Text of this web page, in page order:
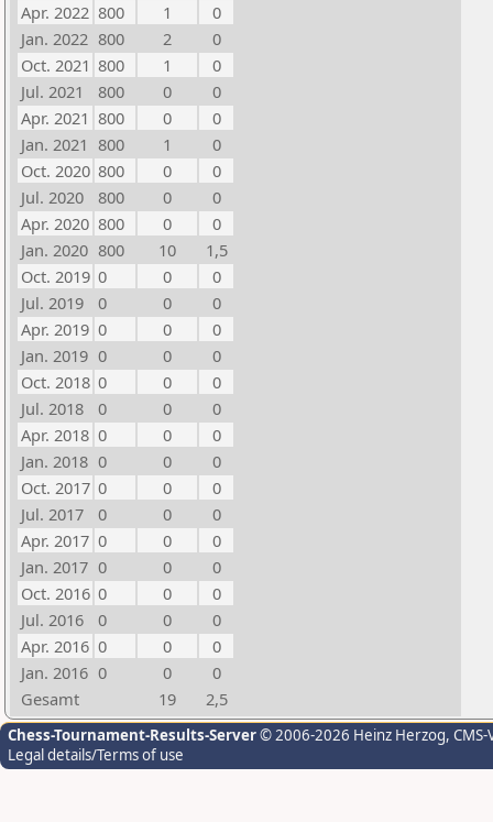
Apr. 2022 800 1
0
Jan. 2022 800 2
0
Oct. 2021 800 1
0
Jul. 2021
800 0
0
Apr. 2021 800 0
0
Jan. 2021 800 1
0
Oct. 2020 800 0
0
Jul. 2020
800 0
0
Apr. 2020 800 0
0
Jan. 2020 800 10
1,5
Oct. 2019 0 0
0
Jul. 2019
0 0
0
Apr. 2019 0 0
0
Jan. 2019 0 0
0
Oct. 2018 0 0
0
Jul. 2018
0 0
0
Apr. 2018 0 0
0
Jan. 2018 0 0
0
Oct. 2017 0 0
0
Jul. 2017
0 0
0
Apr. 2017 0 0
0
Jan. 2017 0 0
0
Oct. 2016 0 0
0
Jul. 2016
0 0
0
Apr. 2016 0 0
0
Jan. 2016 0 0
0
Gesamt
19 2,5
Chess-Tournament-Results-Server© 2006-2026 Heinz Herzog,
Legal details/Terms of use